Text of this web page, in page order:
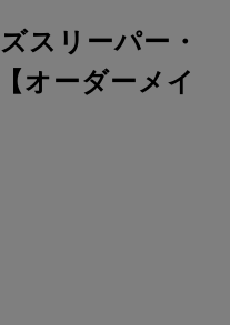
覧はこちら
スリーパー・
オーダーメイ